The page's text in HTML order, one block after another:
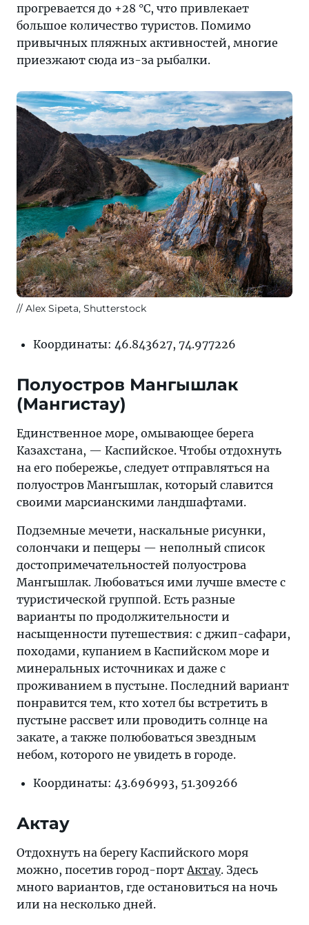
прогревается до +28 °C, что привлекает
большое количество туристов. Помимо
привычных пляжных активностей, многие
приезжают сюда из-за рыбалки.
Alex Sipeta, Shutterstock
Координаты: 46.843627, 74.977226
Полуостров Мангышлак
(Мангистау)
Единственное море, омывающее берега
Казахстана, — Каспийское. Чтобы отдохнуть
на его побережье, следует отправляться на
полуостров Мангышлак, который славится
своими марсианскими ландшафтами.
Подземные мечети, наскальные рисунки,
солончаки и пещеры — неполный список
достопримечательностей полуострова
Мангышлак. Любоваться ими лучше вместе с
туристической группой. Есть разные
варианты по продолжительности и
насыщенности путешествия: с джип-сафари,
походами, купанием в Каспийском море и
минеральных источниках и даже с
проживанием в пустыне. Последний вариант
понравится тем, кто хотел бы встретить в
пустыне рассвет или проводить солнце на
закате, а также полюбоваться звездным
небом, которого не увидеть в городе.
Координаты: 43.696993, 51.309266
Актау
Отдохнуть на берегу Каспийского моря
можно, посетив город-портАктау. Здесь
много вариантов, где остановиться на ночь
или на несколько дней.